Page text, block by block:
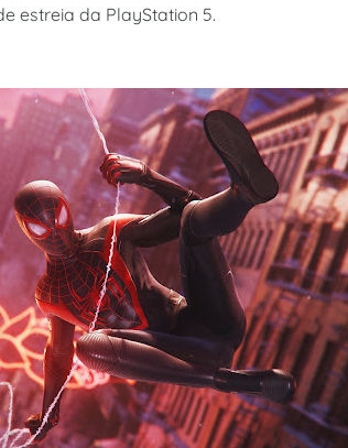
estreia da PlayStation 5.